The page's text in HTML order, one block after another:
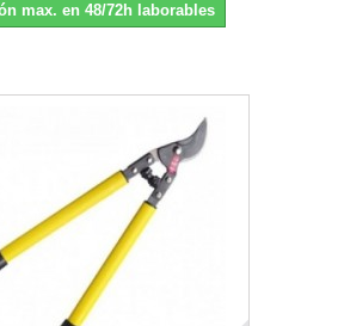
max. en 48/72h laborables